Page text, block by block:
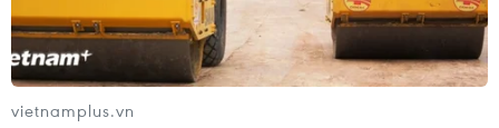
Ngày An ninh mạng Việt Nam: Kiến
tạo không gian mạng an toàn, nhân
văn
06/08/2026 02:49
vietnamplus.vn